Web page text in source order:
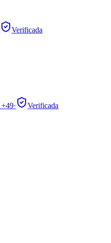
Verificada
+49·
Verificada